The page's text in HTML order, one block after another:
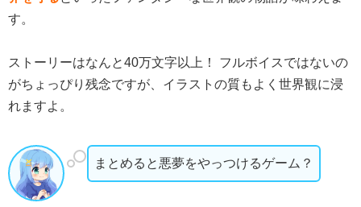
す。
ストーリーはなんと40万文字以上！ フルボイスではないの
がちょっぴり残念ですが、イラストの質もよく世界観に浸
れますよ。
まとめると悪夢をやっつけるゲーム？